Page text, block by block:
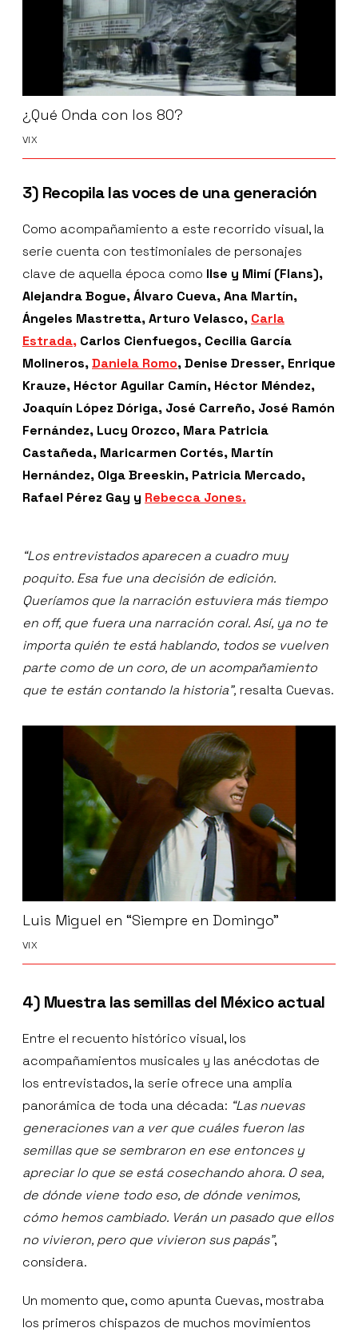
¿Qué Onda con los 80?
VIX
3) Recopila las voces de una generación
Como acompañamiento a este recorrido visual, la
serie cuenta con testimoniales de personajes
clave de aquella época como Ilse y Mimí (Flans),
Alejandra Bogue, Álvaro Cueva, Ana Martín,
Ángeles Mastretta, Arturo Velasco, Carla
Estrada, Carlos Cienfuegos, Cecilia García
Molineros,Daniela Romo, Denise Dresser, Enrique
Krauze, Héctor Aguilar Camín, Héctor Méndez,
Joaquín López Dóriga, José Carreño, José Ramón
Fernández, Lucy Orozco, Mara Patricia
Castañeda, Maricarmen Cortés, Martín
Hernández, Olga Breeskin, Patricia Mercado,
Rafael Pérez Gay y Rebecca Jones.
“Los entrevistados aparecen a cuadro muy
poquito. Esa fue una decisión de edición.
Queríamos que la narración estuviera más tiempo
en off, que fuera una narración coral. Así, ya no te
importa quién te está hablando, todos se vuelven
parte como de un coro, de un acompañamiento
que te están contando la historia”, resalta Cuevas.
Luis Miguel en “Siempre en Domingo”
VIX
4) Muestra las semillas del México actual
Entre el recuento histórico visual, los
acompañamientos musicales y las anécdotas de
los entrevistados, la serie ofrece una amplia
panorámica de toda una década: “Las nuevas
generaciones van a ver que cuáles fueron las
semillas que se sembraron en ese entonces y
apreciar lo que se está cosechando ahora. O sea,
de dónde viene todo eso, de dónde venimos,
cómo hemos cambiado. Verán un pasado que ellos
no vivieron, pero que vivieron sus papás”,
considera.
Un momento que, como apunta Cuevas, mostraba
los primeros chispazos de muchos movimientos